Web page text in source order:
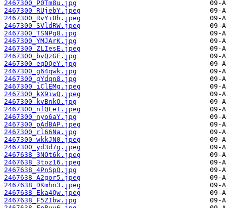
2467300_P0Tm8u.jpg
2467300_RUjebY.jpeg
2467300_RvYi0h.jpeg
2467300_SVldRW.jpeg
2467300_TSNPg8.jpg
2467300_YMJArK.jpg
2467300_ZLIesE.jpeg
2467300_bvQzGE.jpg
2467300_eqDQeY.jpg
2467300_g64qwk.jpg
2467300_gYdqn8.jpg
2467300_iClEMg.jpeg
2467300_kX9iwQ.jpeg
2467300_kvBnkO.jpg
2467300_nfQLeI.jpeg
2467300_nyo6aY.jpg
2467300_pAdBAP.jpeg
2467300_rl66Na.jpg
2467300_wkkJN0.jpeg
2467300_yd3d7g.jpeg
2467638_3NOt6k.jpeg
2467638_3toz16.jpeg
2467638_4PnSpQ.jpg
2467638_A2gor5.jpeg
2467638_DKmhn3.jpeg
2467638_Eka4Qw.jpeg
2467638_F5ZIbw.jpg